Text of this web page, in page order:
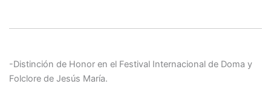
-Distinción de Honor en el Festival Internacional de Doma y
Folclore de Jesús María.